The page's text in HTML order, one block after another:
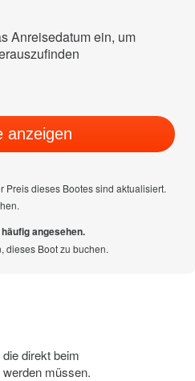
Anreisedatum ein, um
anzeigen
Preis dieses Bootes sind aktualisiert.
angesehen.
dieses Boot zu buchen.
direkt beim
müssen.